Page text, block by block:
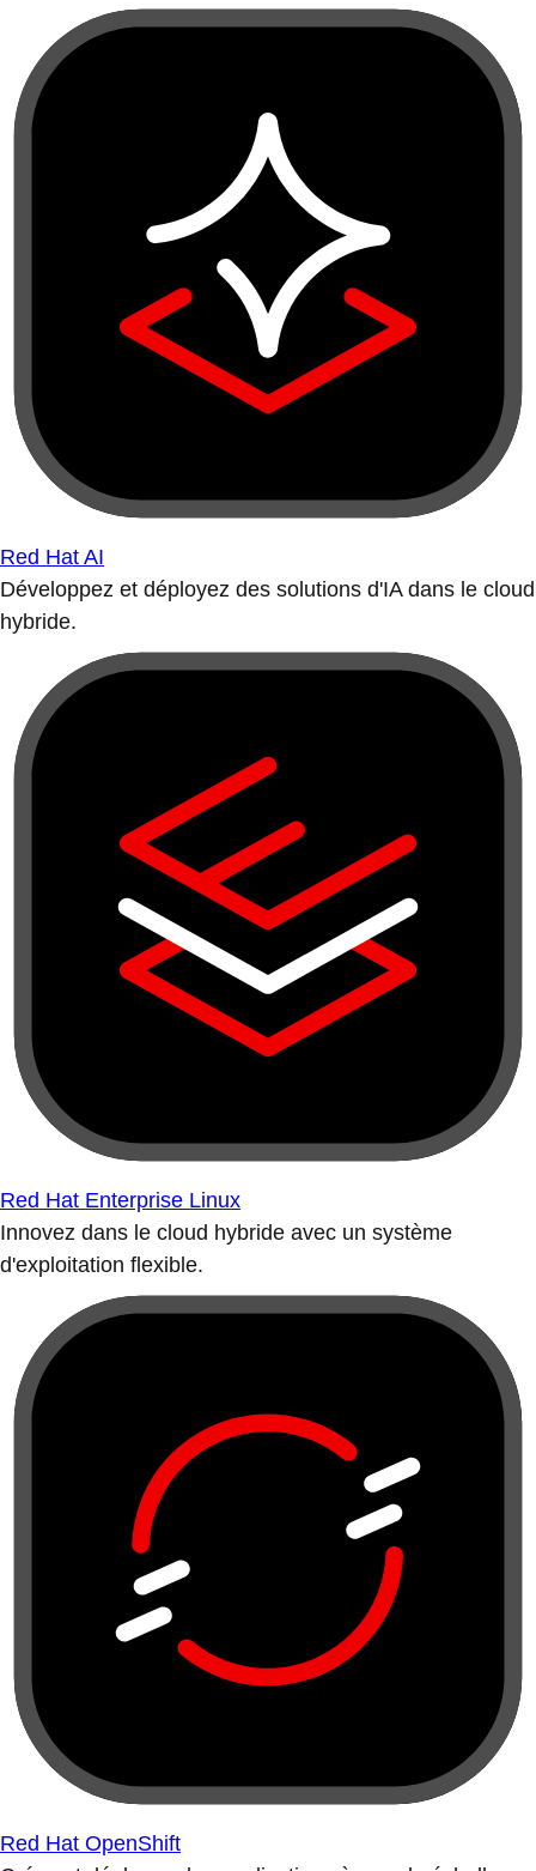
Red Hat AI
Développez et déployez des solutions d'IA dans le cloud
hybride.
Red Hat Enterprise Linux
Innovez dans le cloud hybride avec un système
d'exploitation flexible.
Red Hat OpenShift